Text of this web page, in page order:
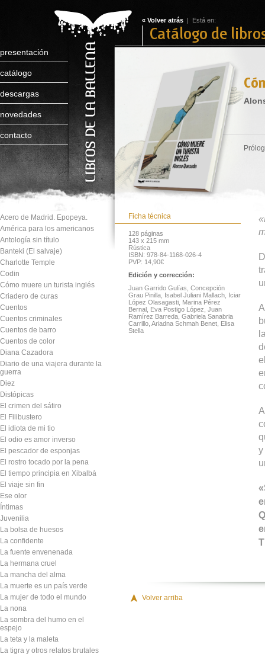
presentación
catálogo
descargas
novedades
contacto
Acero de Madrid. Epopeya.
América para los americanos
Antología sin título
Banteki (El salvaje)
Charlotte Temple
Codin
Cómo muere un turista inglés
Criadero de curas
Cuentos
Cuentos criminales
Cuentos de barro
Cuentos de color
Diana Cazadora
Diario de una viajera durante la
guerra
Diez
Distópicas
El crimen del sátiro
El Filibustero
El idiota de mi tio
El odio es amor inverso
El pescador de esponjas
El rostro tocado por la pena
El tiempo principia en Xibalbá
El viaje sin fin
Ese olor
Íntimas
Juvenilia
La bolsa de huesos
La confidente
La fuente envenenada
La hermana cruel
La mancha del alma
La muerte es un país verde
La mujer de todo el mundo
La nona
La sombra del humo en el
espejo
La teta y la maleta
La tigra y otros relatos brutales
« Volver atrás | Está en:
Catálogo de
Ficha técnica
128 páginas
143 x 215 mm
Rústica
ISBN: 978-84-1168-026-4
PVP: 14,90€
Edición y corrección:
Juan Garrido Gulías, Concepción
Grau Pinilla, Isabel Juliani Mallach, Iciar
López Olasagasti, Marina Pérez
Bernal, Eva Postigo López, Juan
Ramírez Barreda, Gabriela Sanabria
Carrillo, Ariadna Schmah Benet, Elisa
Stella
y
Volver arriba